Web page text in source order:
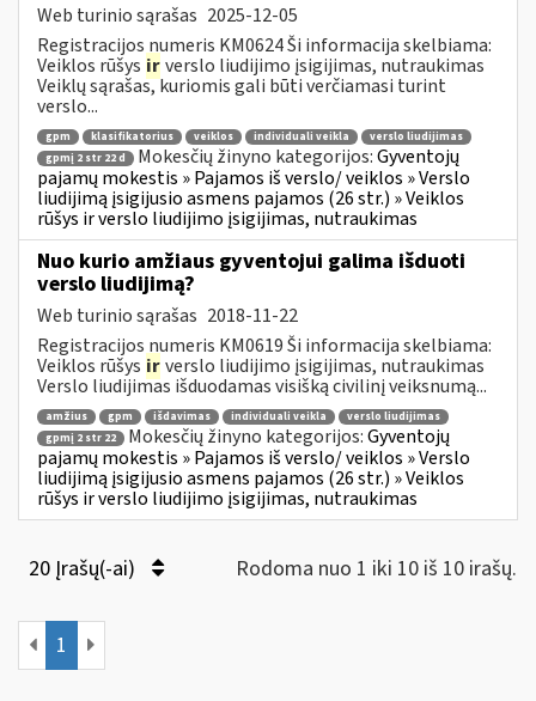
Web turinio sąrašas 2025-12-05
Registracijos numeris KM0624 Ši informacija skelbiama:
Veiklos rūšys irverslo liudijimo įsigijimas, nutraukimas
Veiklų sąrašas, kuriomis gali būti verčiamasi turint
verslo...
gpm klasifikatorius veiklos individuali veikla
verslo liudijimas
gpmį 2 str 22 d
Mokesčių žinyno kategorijos:Gyventojų
pajamų mokestis » Pajamos iš verslo/ veiklos » Verslo
liudijimą įsigijusio asmens pajamos (26 str.) » Veiklos
rūšys ir verslo liudijimo įsigijimas, nutraukimas
Nuo kurio amžiaus gyventojui galima išduoti
verslo liudijimą?
Web turinio sąrašas 2018-11-22
Registracijos numeris KM0619 Ši informacija skelbiama:
Veiklos rūšys irverslo liudijimo įsigijimas, nutraukimas
Verslo liudijimas išduodamas visišką civilinį veiksnumą...
amžius gpm išdavimas individuali veikla
verslo liudijimas
gpmį 2 str 22
Mokesčių žinyno kategorijos:Gyventojų
pajamų mokestis » Pajamos iš verslo/ veiklos » Verslo
liudijimą įsigijusio asmens pajamos (26 str.) » Veiklos
rūšys ir verslo liudijimo įsigijimas, nutraukimas
20 Įrašų(-ai) Rodoma nuo 1 iki 10 iš 10 irašų.
1